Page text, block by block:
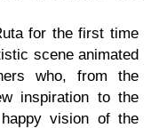
for the first time
scene animated
who, from the
inspiration to the
vision of the